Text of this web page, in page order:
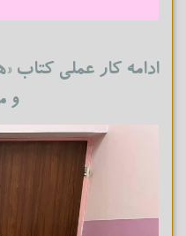
ادامه کار عملی کتاب
و